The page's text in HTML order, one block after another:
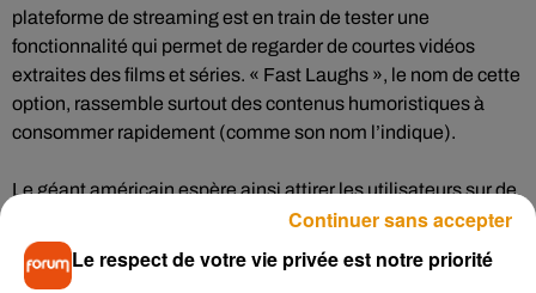
plateforme de streaming est en train de tester une
fonctionnalité qui permet de regarder de courtes vidéos
extraites des films et séries. « Fast Laughs », le nom de cette
option, rassemble surtout des contenus humoristiques à
consommer rapidement (comme son nom l’indique).
Le géant américain espère ainsi attirer les utilisateurs sur de
nouveaux contenus. Les courts extraits, de 15 à 45
secondes, visent donc à encourager la consommation de
contenus. Comme le montre la vidéo ci-dessous, il est
Le respect de votre vie privée est notre priorité
Continuer sans accepter